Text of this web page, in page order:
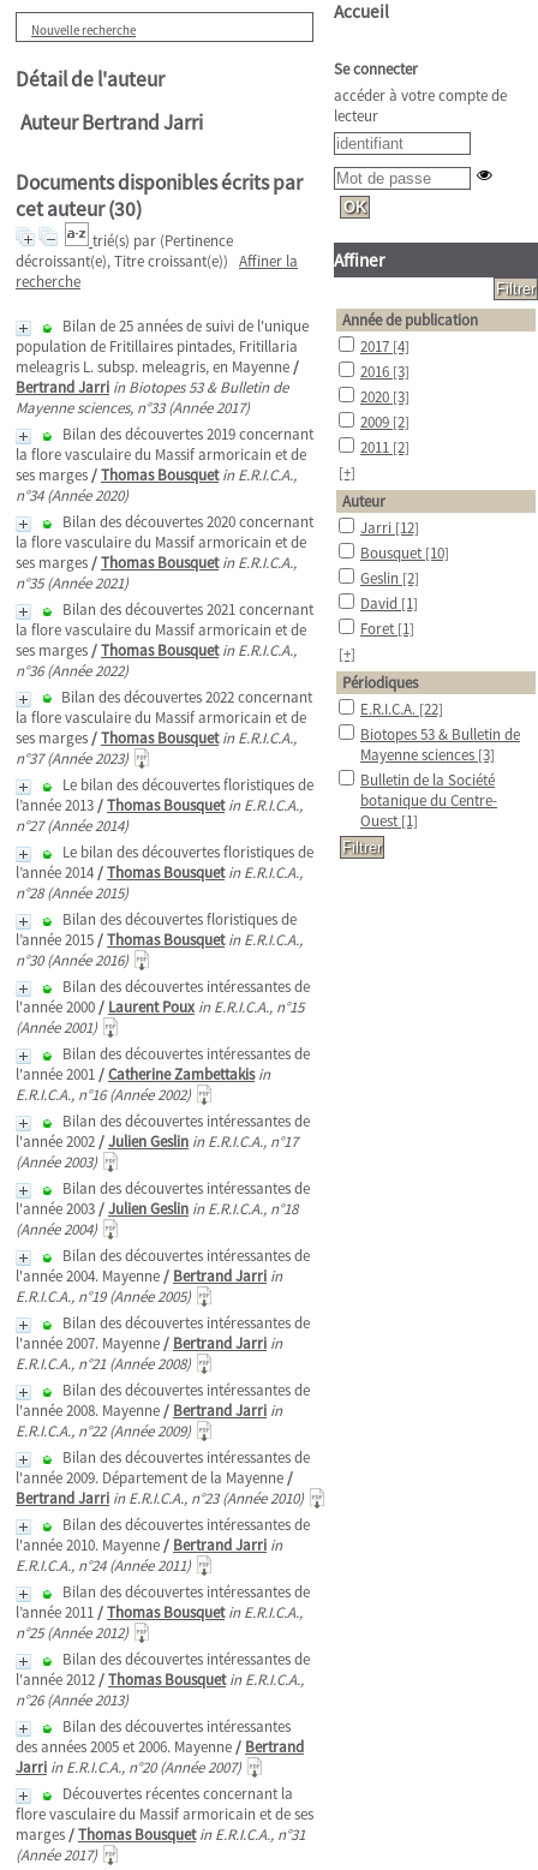
Nouvelle recherche
Détail de l'auteur
Auteur Bertrand Jarri
Documents disponibles écrits par
cet auteur (30)
trié(s) par (Pertinence
décroissant(e), Titre croissant(e)) Affiner la
recherche
Bilan de 25 années de suivi de l'unique
population de Fritillaires pintades, Fritillaria
meleagris L. subsp. meleagris, en Mayenne/
Bertrand Jarri in Biotopes 53 & Bulletin de
Mayenne sciences, n°33 (Année 2017)
Bilan des découvertes 2019 concernant
la flore vasculaire du Massif armoricain et de
ses marges/Thomas Bousquet in E.R.I.C.A.,
n°34 (Année 2020)
Bilan des découvertes 2020 concernant
la flore vasculaire du Massif armoricain et de
ses marges/Thomas Bousquet in E.R.I.C.A.,
n°35 (Année 2021)
Bilan des découvertes 2021 concernant
la flore vasculaire du Massif armoricain et de
ses marges/Thomas Bousquet in E.R.I.C.A.,
n°36 (Année 2022)
Bilan des découvertes 2022 concernant
la flore vasculaire du Massif armoricain et de
ses marges/Thomas Bousquet in E.R.I.C.A.,
n°37 (Année 2023)
Le bilan des découvertes floristiques de
l’année 2013/Thomas Bousquet in E.R.I.C.A.,
n°27 (Année 2014)
Le bilan des découvertes floristiques de
l’année 2014/Thomas Bousquet in E.R.I.C.A.,
n°28 (Année 2015)
Bilan des découvertes floristiques de
l’année 2015/Thomas Bousquet in E.R.I.C.A.,
n°30 (Année 2016)
Bilan des découvertes intéressantes de
l'année 2000/ Laurent Poux in E.R.I.C.A., n°15
(Année 2001)
Bilan des découvertes intéressantes de
l'année 2001/Catherine Zambettakis in
E.R.I.C.A., n°16 (Année 2002)
Bilan des découvertes intéressantes de
l'année 2002/Julien Geslin in E.R.I.C.A., n°17
(Année 2003)
Bilan des découvertes intéressantes de
l'année 2003/Julien Geslin in E.R.I.C.A., n°18
(Année 2004)
Bilan des découvertes intéressantes de
l'année 2004. Mayenne/ Bertrand Jarri in
E.R.I.C.A., n°19 (Année 2005)
Bilan des découvertes intéressantes de
l'année 2007. Mayenne/ Bertrand Jarri in
E.R.I.C.A., n°21 (Année 2008)
Bilan des découvertes intéressantes de
l'année 2008. Mayenne/ Bertrand Jarri in
E.R.I.C.A., n°22 (Année 2009)
Bilan des découvertes intéressantes de
l'année 2009. Département de la Mayenne/
Bertrand Jarri in E.R.I.C.A., n°23 (Année 2010)
Bilan des découvertes intéressantes de
l'année 2010. Mayenne/ Bertrand Jarri in
E.R.I.C.A., n°24 (Année 2011)
Bilan des découvertes intéressantes de
l’année 2011/Thomas Bousquet in E.R.I.C.A.,
n°25 (Année 2012)
Bilan des découvertes intéressantes de
l'année 2012/Thomas Bousquet in E.R.I.C.A.,
n°26 (Année 2013)
Bilan des découvertes intéressantes
des années 2005 et 2006. Mayenne/ Bertrand
Jarri in E.R.I.C.A., n°20 (Année 2007)
Découvertes récentes concernant la
flore vasculaire du Massif armoricain et de ses
marges/Thomas Bousquet in E.R.I.C.A., n°31
(Année 2017)
Accueil
Se connecter
accéder à votre compte de
lecteur
Affiner
Année de publication
2017 [4]
2016 [3]
2020 [3]
2009 [2]
2011 [2]
[+]
Auteur
Jarri [12]
Bousquet [10]
Geslin [2]
David [1]
Foret [1]
[+]
Périodiques
E.R.I.C.A. [22]
Biotopes 53 & Bulletin de
Mayenne sciences [3]
Bulletin de la Société
botanique du Centre-
Ouest [1]